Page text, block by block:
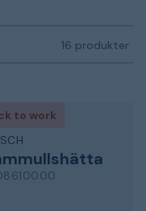
16 produkter
to work